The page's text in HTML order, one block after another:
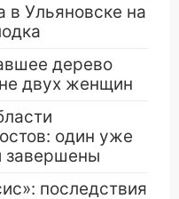
в Ульяновске на
дерево
двух женщин
один уже
завершены
последствия